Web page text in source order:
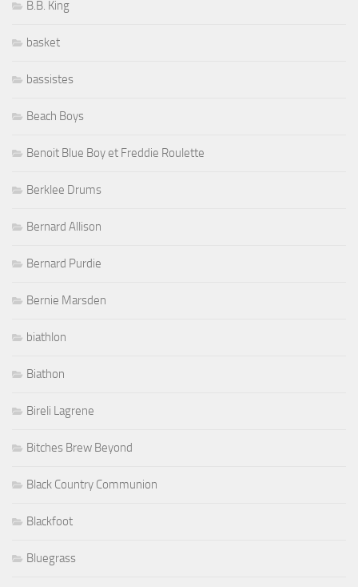
B.B. King
basket
bassistes
Beach Boys
Benoit Blue Boy et Freddie Roulette
Berklee Drums
Bernard Allison
Bernard Purdie
Bernie Marsden
biathlon
Biathon
Bireli Lagrene
Bitches Brew Beyond
Black Country Communion
Blackfoot
Bluegrass